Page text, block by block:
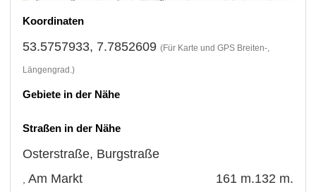
Koordinaten
53.5757933, 7.7852609 (Für Karte und GPS Breiten-,
Längengrad.)
Gebiete in der Nähe
Straßen in der Nähe
Osterstraße, Burgstraße
132 m.
,Am Markt 161 m.